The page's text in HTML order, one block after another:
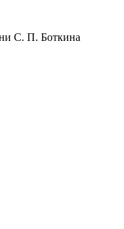
С. П. Боткина